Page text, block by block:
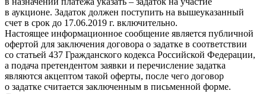
в аукционе. Задаток должен поступить на вышеуказанный
счет в срок до 17.06.2019 г. включительно.
Настоящее информационное сообщение является публичной
офертой для заключения договора о задатке в соответствии
со статьей 437 Гражданского кодекса Российской Федерации,
а подача претендентом заявки и перечисление задатка
являются акцептом такой оферты, после чего договор
о задатке считается заключенным в письменной форме.